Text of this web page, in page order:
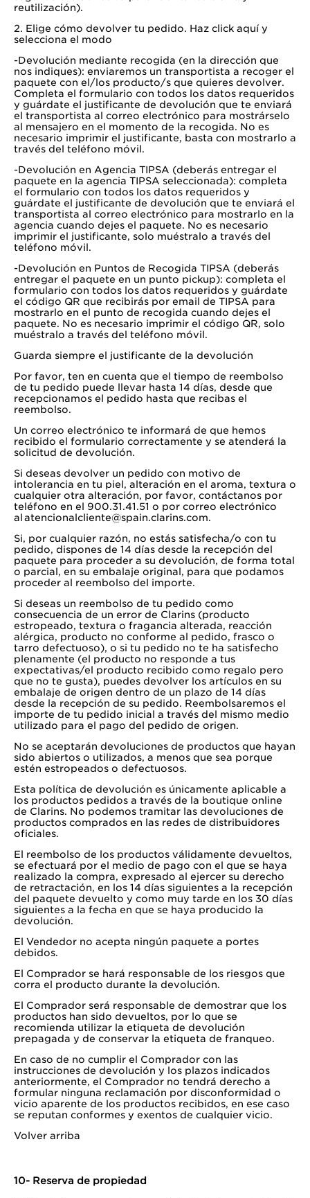
reutilización).
2. Elige cómo devolver tu pedido. Haz click aquí y
selecciona el modo
-Devolución mediante recogida (en la dirección que
nos indiques): enviaremos un transportista a recoger el
paquete con el/los producto/s que quieres devolver.
Completa el formulario con todos los datos requeridos
y guárdate el justificante de devolución que te enviará
el transportista al correo electrónico para mostrárselo
al mensajero en el momento de la recogida. No es
necesario imprimir el justificante, basta con mostrarlo a
través del teléfono móvil.
-Devolución en Agencia TIPSA (deberás entregar el
paquete en la agencia TIPSA seleccionada): completa
el formulario con todos los datos requeridos y
guárdate el justificante de devolución que te enviará el
transportista al correo electrónico para mostrarlo en la
agencia cuando dejes el paquete. No es necesario
imprimir el justificante, solo muéstralo a través del
teléfono móvil.
-Devolución en Puntos de Recogida TIPSA (deberás
entregar el paquete en un punto pickup): completa el
formulario con todos los datos requeridos y guárdate
el código QR que recibirás por email de TIPSA para
mostrarlo en el punto de recogida cuando dejes el
paquete. No es necesario imprimir el código QR, solo
muéstralo a través del teléfono móvil.
Guarda siempre el justificante de la devolución
Por favor, ten en cuenta que el tiempo de reembolso
de tu pedido puede llevar hasta 14 días, desde que
recepcionamos el pedido hasta que recibas el
reembolso.
Un correo electrónico te informará de que hemos
recibido el formulario correctamente y se atenderá la
solicitud de devolución.
Si deseas devolver un pedido con motivo de
intolerancia en tu piel, alteración en el aroma, textura o
cualquier otra alteración, por favor, contáctanos por
teléfono en el 900.31.41.51 o por correo electrónico
al atencionalcliente@spain.clarins.com.
Si, por cualquier razón, no estás satisfecha/o con tu
pedido, dispones de 14 días desde la recepción del
paquete para proceder a su devolución, de forma total
o parcial, en su embalaje original, para que podamos
proceder al reembolso del importe.
Si deseas un reembolso de tu pedido como
consecuencia de un error de Clarins (producto
estropeado, textura o fragancia alterada, reacción
alérgica, producto no conforme al pedido, frasco o
tarro defectuoso), o si tu pedido no te ha satisfecho
plenamente (el producto no responde a tus
expectativas/el producto recibido como regalo pero
que no te gusta), puedes devolver los artículos en su
embalaje de origen dentro de un plazo de 14 días
desde la recepción de su pedido. Reembolsaremos el
importe de tu pedido inicial a través del mismo medio
utilizado para el pago del pedido de origen.
No se aceptarán devoluciones de productos que hayan
sido abiertos o utilizados, a menos que sea porque
estén estropeados o defectuosos.
Esta política de devolución es únicamente aplicable a
los productos pedidos a través de la boutique online
de Clarins. No podemos tramitar las devoluciones de
productos comprados en las redes de distribuidores
oficiales.
El reembolso de los productos válidamente devueltos,
se efectuará por el medio de pago con el que se haya
realizado la compra, expresado al ejercer su derecho
de retractación, en los 14 días siguientes a la recepción
del paquete devuelto y como muy tarde en los 30 días
siguientes a la fecha en que se haya producido la
devolución.
El Vendedor no acepta ningún paquete a portes
debidos.
El Comprador se hará responsable de los riesgos que
corra el producto durante la devolución.
El Comprador será responsable de demostrar que los
productos han sido devueltos, por lo que se
recomienda utilizar la etiqueta de devolución
prepagada y de conservar la etiqueta de franqueo.
En caso de no cumplir el Comprador con las
instrucciones de devolución y los plazos indicados
anteriormente, el Comprador no tendrá derecho a
formular ninguna reclamación por disconformidad o
vicio aparente de los productos recibidos, en ese caso
se reputan conformes y exentos de cualquier vicio.
Volver arriba
10- Reserva de propiedad